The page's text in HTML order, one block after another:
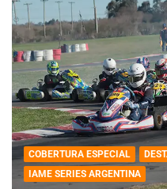
COBERTURA ESPECIAL
IAME SERIES ARGENTINA